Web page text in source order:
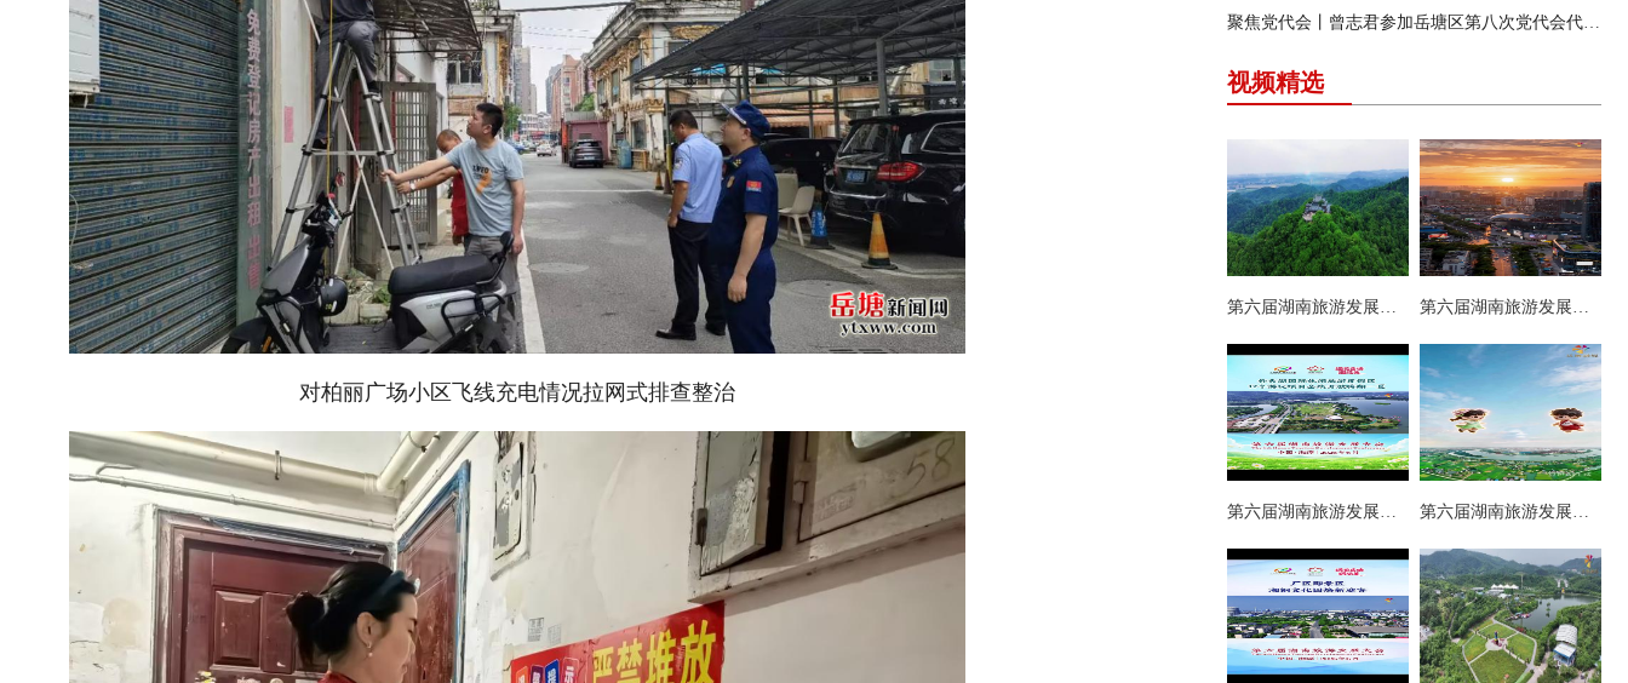
对柏丽广场小区飞线充电情况拉网式排查整治
聚焦党代会丨曾志君参加岳塘区第八次党代会代表团分团讨论
视频精选
第六届湖南旅游发展大会丨岳塘区：一村一景 一步一趣 第六届湖南旅游发展大会丨阿莲潭宝带你云游岳塘（二）
第六届湖南旅游发展大会丨仰天湖国际休闲旅游度假区17个游玩项目全线开放嗨翻一夏 第六届湖南旅游发展大会丨阿莲潭宝带你云游岳塘